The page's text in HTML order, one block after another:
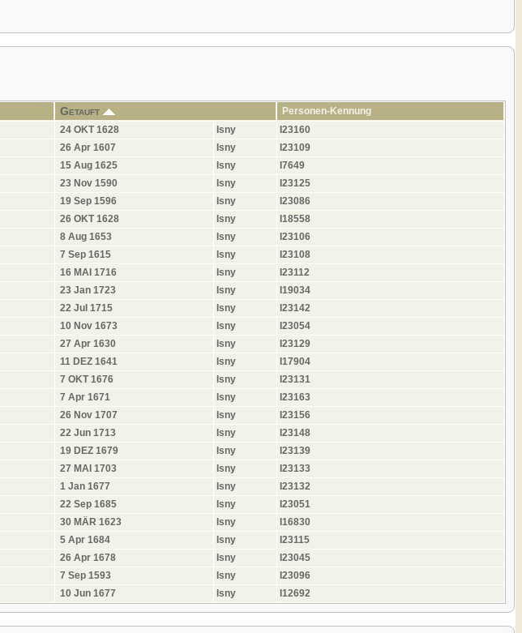
Getauft
Personen-Kennung
24 OKT 1628 Isny
I23160
26 Apr 1607 Isny
I23109
15 Aug 1625 Isny
I7649
23 Nov 1590 Isny
I23125
19 Sep 1596 Isny
I23086
26 OKT 1628 Isny
I18558
8 Aug 1653 Isny
I23106
7 Sep 1615 Isny
I23108
16 MAI 1716 Isny
I23112
23 Jan 1723 Isny
I19034
22 Jul 1715 Isny
I23142
10 Nov 1673 Isny
I23054
27 Apr 1630 Isny
I23129
11 DEZ 1641 Isny
I17904
7 OKT 1676 Isny
I23131
7 Apr 1671 Isny
I23163
26 Nov 1707 Isny
I23156
22 Jun 1713 Isny
I23148
19 DEZ 1679 Isny
I23139
27 MAI 1703 Isny
I23133
1 Jan 1677 Isny
I23132
22 Sep 1685 Isny
I23051
30 MÄR 1623 Isny
I16830
5 Apr 1684 Isny
I23115
26 Apr 1678 Isny
I23045
7 Sep 1593 Isny
I23096
10 Jun 1677 Isny I12692